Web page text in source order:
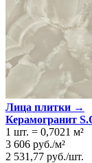
Лица плитки →
Керамогранит
1 шт. = 0,7021 м²
3 606 руб./м²
2 531,77 руб./шт.